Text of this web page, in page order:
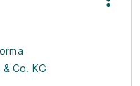
Co. KG